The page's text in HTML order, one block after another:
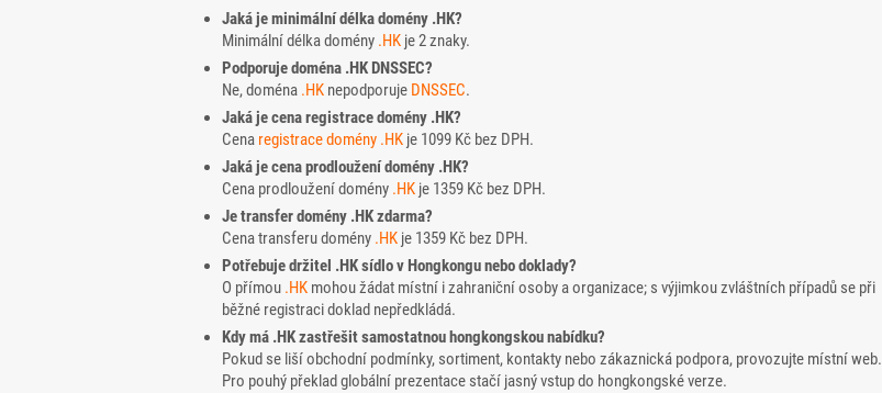
Jaká je minimální délka domény .HK?
Minimální délka domény .HK je 2 znaky.
Podporuje doména .HK DNSSEC?
Ne, doména .HK nepodporuje DNSSEC.
Jaká je cena registrace domény .HK?
Cena registrace domény .HK je 1099 Kč bez DPH.
Jaká je cena prodloužení domény .HK?
Cena prodloužení domény .HK je 1359 Kč bez DPH.
Je transfer domény .HK zdarma?
Cena transferu domény .HK je 1359 Kč bez DPH.
Potřebuje držitel .HK sídlo v Hongkongu nebo doklady?
O přímou .HK mohou žádat místní i zahraniční osoby a organizace; s výjimkou zvláštních případů se při
běžné registraci doklad nepředkládá.
Kdy má .HK zastřešit samostatnou hongkongskou nabídku?
Pokud se liší obchodní podmínky, sortiment, kontakty nebo zákaznická podpora, provozujte místní web.
Pro pouhý překlad globální prezentace stačí jasný vstup do hongkongské verze.